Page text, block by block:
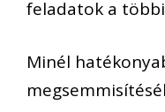
feladatok a
Minél